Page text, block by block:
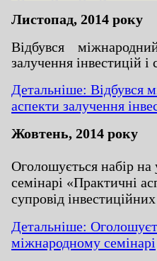
Листопад, 2014 року
Відбувся
залучення інвестицій
Детальніше: Відбувся
аспекти залучення
Жовтень, 2014 року
Оголошується набір
семінарі «Практичні
супровід
Детальніше:
міжнародному семінарі